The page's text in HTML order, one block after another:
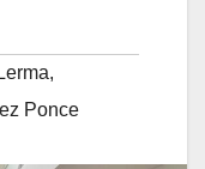
,
Ponce